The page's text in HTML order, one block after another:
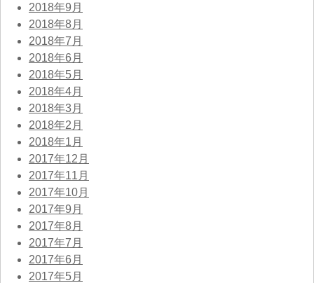
2018年9月
2018年8月
2018年7月
2018年6月
2018年5月
2018年4月
2018年3月
2018年2月
2018年1月
2017年12月
2017年11月
2017年10月
2017年9月
2017年8月
2017年7月
2017年6月
2017年5月